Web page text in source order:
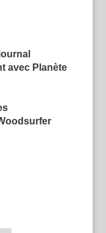
avec Planète